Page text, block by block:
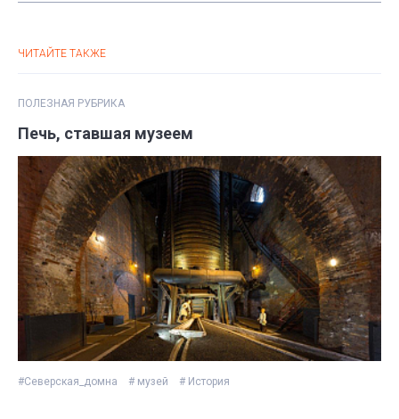
ЧИТАЙТЕ ТАКЖЕ
ПОЛЕЗНАЯ РУБРИКА
Печь, ставшая музеем
#Северская_домна # музей # История